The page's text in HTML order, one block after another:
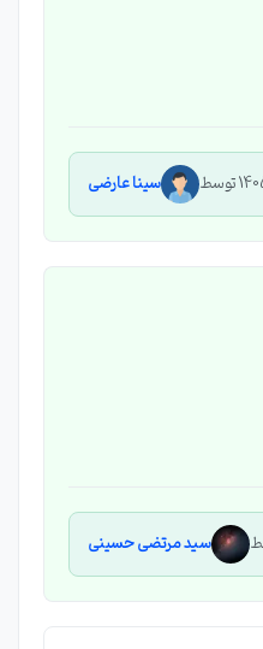
سینا عارضی
سید مرتضی حسینی